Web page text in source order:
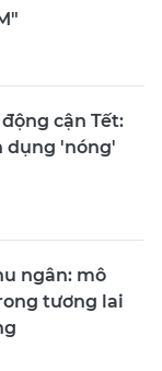
cận Tết:
dụng 'nóng'
ngân: mô
tương lai